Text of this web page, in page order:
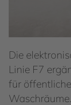
Die
Linie F7
für